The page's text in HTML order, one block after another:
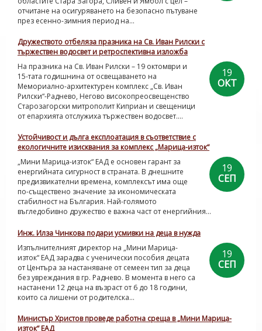
отчитане на осигуряването на безопасно пътуване
през есенно-зимния период на...
Дружеството отбеляза празника на Св. Иван Рилски с
тържествен водосвет и ретроспективна изложба
19
ОКТ
На празника на Св. Иван Рилски – 19 октомври и
15-тата годишнина от освещаването на
Мемориално-архитектурен комплекс „Св. Иван
Рилски“-Раднево, Негово високопреосвещенство
Старозагорски митрополит Киприан и свещеници
от епархията отслужиха тържествен водосвет....
Устойчивост и дълга експлоатация в съответствие с
екологичните изисквания за комплекс „Марица-изток“
19
СЕП
„Мини Марица-изток“ ЕАД е основен гарант за
енергийната сигурност в страната. В днешните
предизвикателни времена, комплексът има още
по-съществено значение за икономическата
стабилност на България. Най-голямото
въгледобивно дружество е важна част от енергийния...
Инж. Илза Чинкова подари усмивки на деца в нужда
19
СЕП
Изпълнителният директор на „Мини Марица-
изток“ ЕАД зарадва с ученически пособия децата
от Центъра за настаняване от семеен тип за деца
без увреждания в гр. Раднево. В момента в него са
настанени 12 деца на възраст от 6 до 18 години,
които са лишени от родителска...
Министър Христов проведе работна среща в „Мини Марица-
изток“ ЕАД